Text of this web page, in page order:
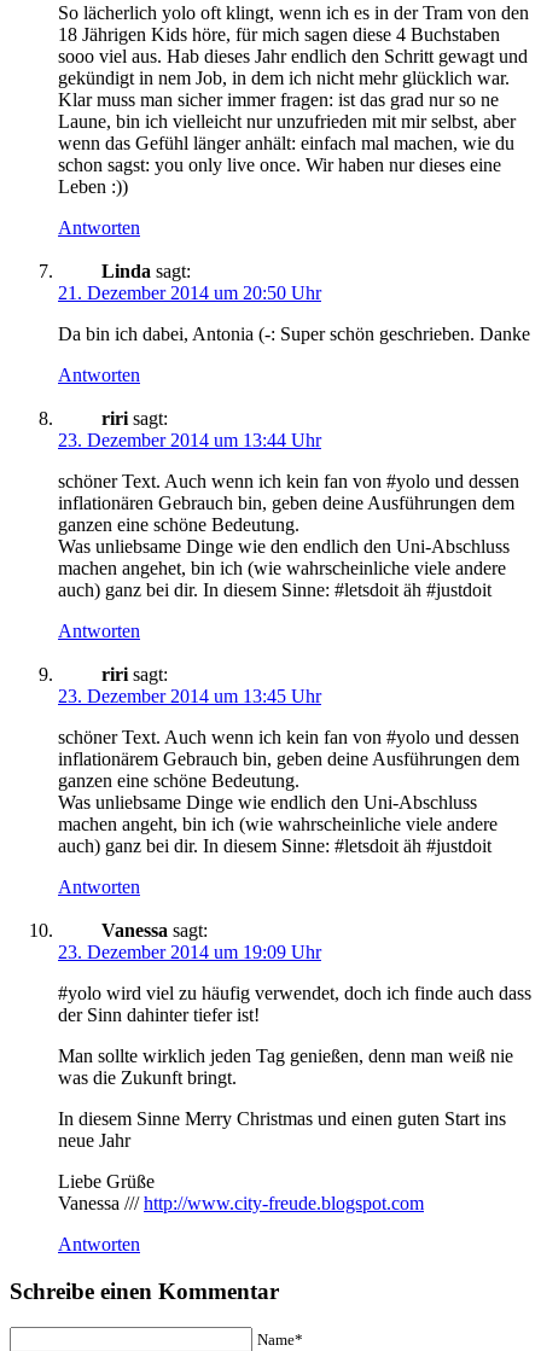
So lächerlich yolo oft klingt, wenn ich es in der Tram von den
18 Jährigen Kids höre, für mich sagen diese 4 Buchstaben
sooo viel aus. Hab dieses Jahr endlich den Schritt gewagt und
gekündigt in nem Job, in dem ich nicht mehr glücklich war.
Klar muss man sicher immer fragen: ist das grad nur so ne
Laune, bin ich vielleicht nur unzufrieden mit mir selbst, aber
wenn das Gefühl länger anhält: einfach mal machen, wie du
schon sagst: you only live once. Wir haben nur dieses eine
Leben :))
Antworten
Linda sagt:
21. Dezember 2014 um 20:50 Uhr
Da bin ich dabei, Antonia (-: Super schön geschrieben. Danke
Antworten
riri sagt:
23. Dezember 2014 um 13:44 Uhr
schöner Text. Auch wenn ich kein fan von #yolo und dessen
inflationären Gebrauch bin, geben deine Ausführungen dem
ganzen eine schöne Bedeutung.
Was unliebsame Dinge wie den endlich den Uni-Abschluss
machen angehet, bin ich (wie wahrscheinliche viele andere
auch) ganz bei dir. In diesem Sinne: #letsdoit äh #justdoit
Antworten
riri sagt:
23. Dezember 2014 um 13:45 Uhr
schöner Text. Auch wenn ich kein fan von #yolo und dessen
inflationärem Gebrauch bin, geben deine Ausführungen dem
ganzen eine schöne Bedeutung.
Was unliebsame Dinge wie endlich den Uni-Abschluss
machen angeht, bin ich (wie wahrscheinliche viele andere
auch) ganz bei dir. In diesem Sinne: #letsdoit äh #justdoit
Antworten
Vanessa sagt:
23. Dezember 2014 um 19:09 Uhr
#yolo wird viel zu häufig verwendet, doch ich finde auch dass
der Sinn dahinter tiefer ist!
Man sollte wirklich jeden Tag genießen, denn man weiß nie
was die Zukunft bringt.
In diesem Sinne Merry Christmas und einen guten Start ins
neue Jahr
Liebe Grüße
Vanessa ///http://www.city-freude.blogspot.com
Antworten
Schreibe einen Kommentar
Name*